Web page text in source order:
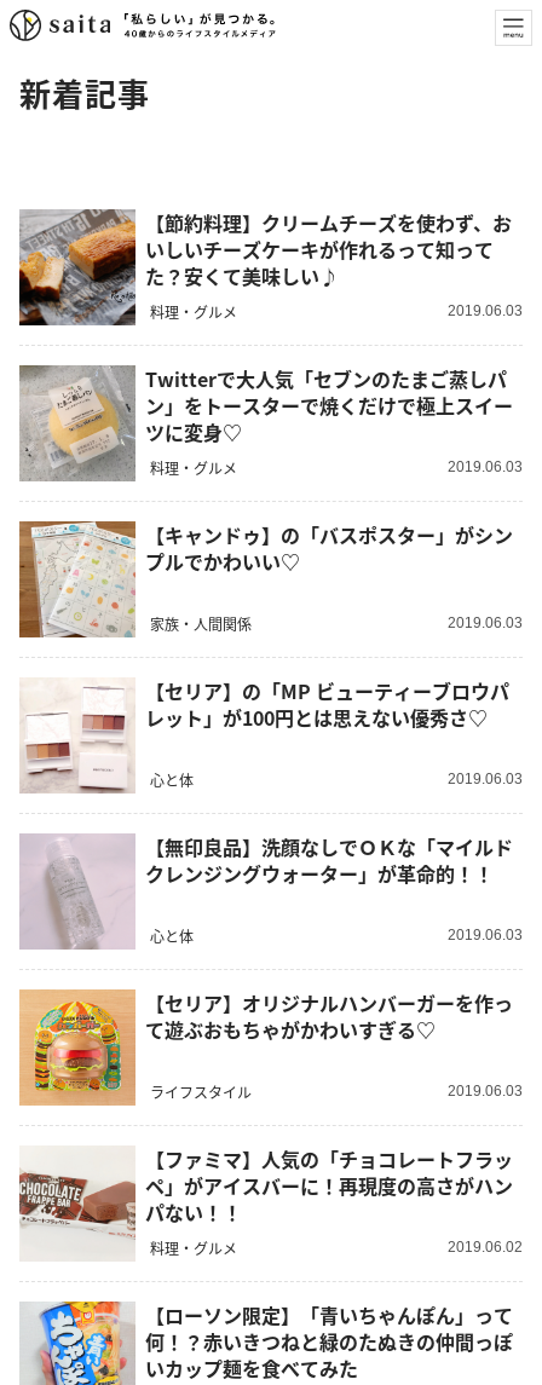
新着記事
【節約料理】クリームチーズを使わず、お
いしいチーズケーキが作れるって知って
た？安くて美味しい♪
料理・グルメ 2019.06.03
Twitterで大人気「セブンのたまご蒸しパ
ン」をトースターで焼くだけで極上スイー
ツに変身♡
料理・グルメ 2019.06.03
【キャンドゥ】の「バスポスター」がシン
プルでかわいい♡
家族・人間関係 2019.06.03
【セリア】の「MP ビューティーブロウパ
レット」が100円とは思えない優秀さ♡
心と体 2019.06.03
【無印良品】洗顔なしでＯＫな「マイルド
クレンジングウォーター」が革命的！！
心と体 2019.06.03
【セリア】オリジナルハンバーガーを作っ
て遊ぶおもちゃがかわいすぎる♡
ライフスタイル 2019.06.03
【ファミマ】人気の「チョコレートフラッ
ペ」がアイスバーに！再現度の高さがハン
パない！！
料理・グルメ 2019.06.02
【ローソン限定】「青いちゃんぽん」って
何！？赤いきつねと緑のたぬきの仲間っぽ
いカップ麺を食べてみた